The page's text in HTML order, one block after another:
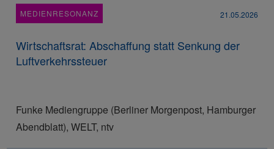
MEDIENRESONANZ 21.05.2026
Wirtschaftsrat: Abschaffung statt Senkung der
Luftverkehrssteuer
Funke Mediengruppe (Berliner Morgenpost, Hamburger
Abendblatt), WELT, ntv